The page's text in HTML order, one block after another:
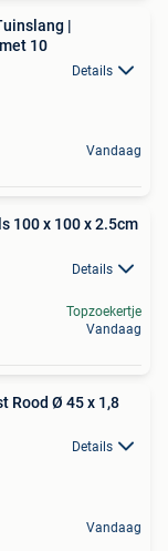
|
10
Details
Vandaag
100 x 100 x 2.5cm
Details
Topzoekertje
Vandaag
Rood Ø 45 x 1,8
Details
Vandaag